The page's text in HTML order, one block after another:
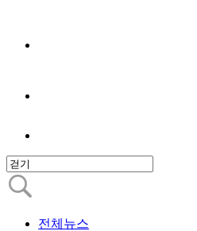
전체뉴스